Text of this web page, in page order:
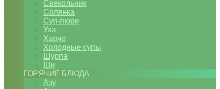
Свекольник
Солянка
Суп-пюре
Уха
Харчо
Холодные супы
Шурпа
Щи
ГОРЯЧИЕ БЛЮДА
Азу